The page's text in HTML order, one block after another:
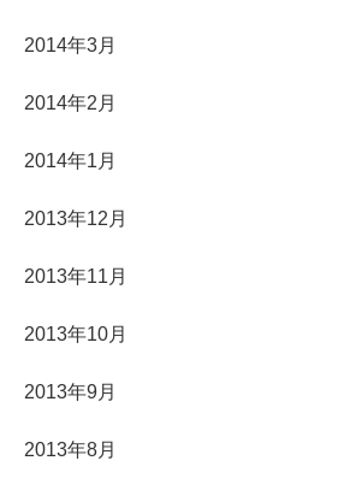
2014年3月
2014年2月
2014年1月
2013年12月
2013年11月
2013年10月
2013年9月
2013年8月